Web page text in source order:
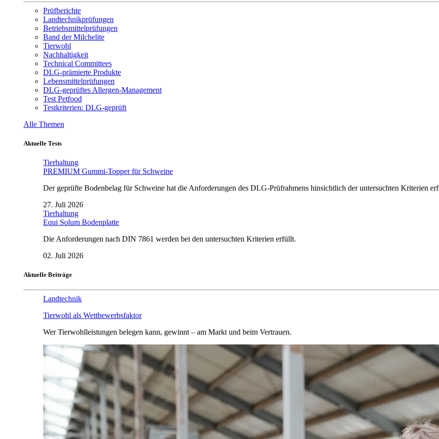
Prüfberichte
Landtechnikprüfungen
Betriebsmittelprüfungen
Band der Milchelite
Tierwohl
Nachhaltigkeit
Technical Committees
DLG-prämierte Produkte
Lebensmittelprüfungen
DLG-geprüftes Allergen-Management
Test Petfood
Testkriterien: DLG-geprüft
Alle Themen
Aktuelle Tests
Tierhaltung
PREMIUM Gummi-Topper für Schweine
Der geprüfte Bodenbelag für Schweine hat die Anforderungen des DLG-Prüfrahmens hinsichtlich der untersuchten Kriterien
27. Juli 2026
Tierhaltung
Equi Solum Bodenplatte
Die Anforderungen nach DIN 7861 werden bei den untersuchten Kriterien erfüllt.
02. Juli 2026
Aktuelle Beiträge
Landtechnik
Tierwohl als Wettbewerbsfaktor
Wer Tierwohlleistungen belegen kann, gewinnt – am Markt und beim Vertrauen.